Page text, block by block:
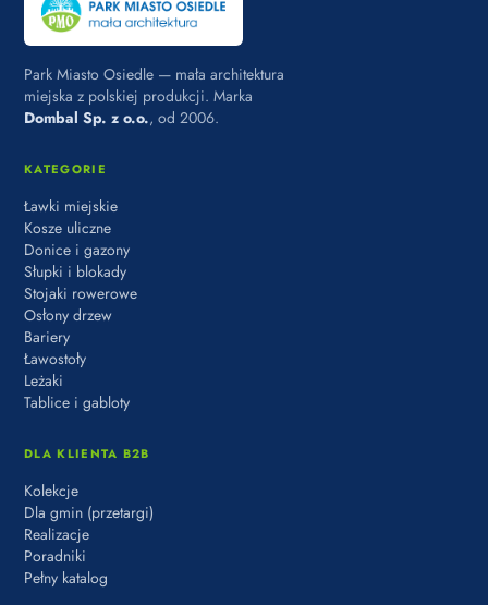
Park Miasto Osiedle — mała architektura
miejska z polskiej produkcji. Marka
Dombal Sp. z o.o., od 2006.
KATEGORIE
Ławki miejskie
Kosze uliczne
Donice i gazony
Słupki i blokady
Stojaki rowerowe
Osłony drzew
Bariery
Ławostoły
Leżaki
Tablice i gabloty
DLA KLIENTA B2B
Kolekcje
Dla gmin (przetargi)
Realizacje
Poradniki
Pełny katalog